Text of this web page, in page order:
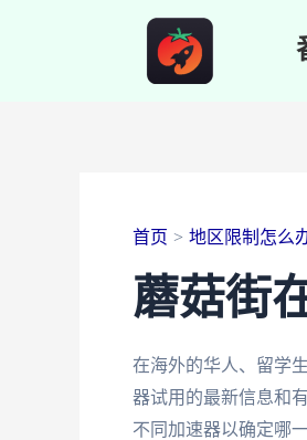
首页 地区限制怎么
蘑菇街
在海外的华人、留学
器试用的最新信息和
不同加速器以确定哪